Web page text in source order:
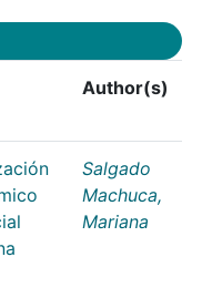
Author(s)
Salgado
Machuca,
Mariana